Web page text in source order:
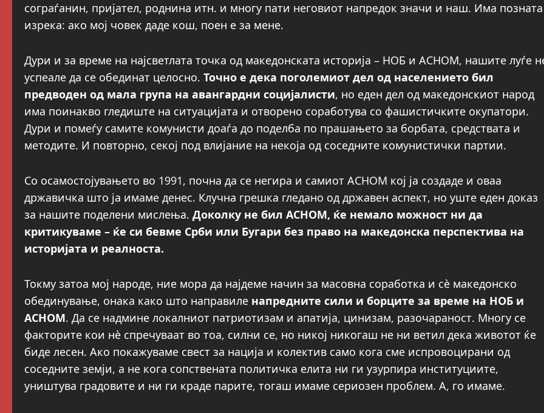
сограѓанин, пријател, роднина итн. и многу пати неговиот напредок значи и наш. Има позната
изрека: ако мој човек даде кош, поен е за мене.
Дури и за време на најсветлата точка од македонската историја – НОБ и АСНОМ, нашите луѓе
успеале да се обединат целосно. Точно е дека поголемиот дел од населението бил
предводен од мала група на авангардни социјалисти, но еден дел од македонскиот народ
има поинакво гледиште на ситуацијата и отворено соработува со фашистичките окупатори.
Дури и помеѓу самите комунисти доаѓа до поделба по прашањето за борбата, средствата и
методите. И повторно, секој под влијание на некоја од соседните комунистички партии.
Со осамостојувањето во 1991, почна да се негира и самиот АСНОМ кој ја создаде и оваа
државичка што ја имаме денес. Клучна грешка гледано од државен аспект, но уште еден доказ
за нашите поделени мислења. Доколку не бил АСНОМ, ќе немало можност ни да
критикуваме – ќе си бевме Срби или Бугари без право на македонска перспектива на
историјата и реалноста.
Токму затоа мој народе, ние мора да најдеме начин за масовна соработка и сѐ македонско
обединување, онака како што направиле напредните сили и борците за време на НОБ и
АСНОМ. Да се надмине локалниот патриотизам и апатија, цинизам, разочараност. Многу се
факторите кои нѐ спречуваат во тоа, силни се, но никој никогаш не ни ветил дека животот ќе
биде лесен. Ако покажуваме свест за нација и колектив само кога сме испровоцирани од
соседните земји, а не кога сопствената политичка елита ни ги узурпира институциите,
уништува градовите и ни ги краде парите, тогаш имаме сериозен проблем. А, го имаме.